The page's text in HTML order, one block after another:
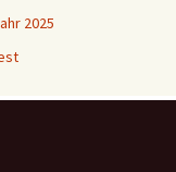
2025